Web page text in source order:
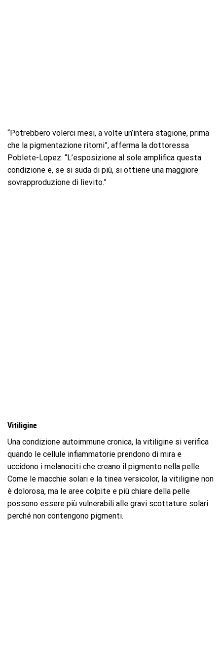
“Potrebbero volerci mesi, a volte un’intera stagione, prima
che la pigmentazione ritorni”, afferma la dottoressa
Poblete-Lopez. “L’esposizione al sole amplifica questa
condizione e, se si suda di più, si ottiene una maggiore
sovrapproduzione di lievito.”
Vitiligine
Una condizione autoimmune cronica, la vitiligine si verifica
quando le cellule infiammatorie prendono di mira e
uccidono i melanociti che creano il pigmento nella pelle.
Come le macchie solari e la tinea versicolor, la vitiligine non
è dolorosa, ma le aree colpite e più chiare della pelle
possono essere più vulnerabili alle gravi scottature solari
perché non contengono pigmenti.